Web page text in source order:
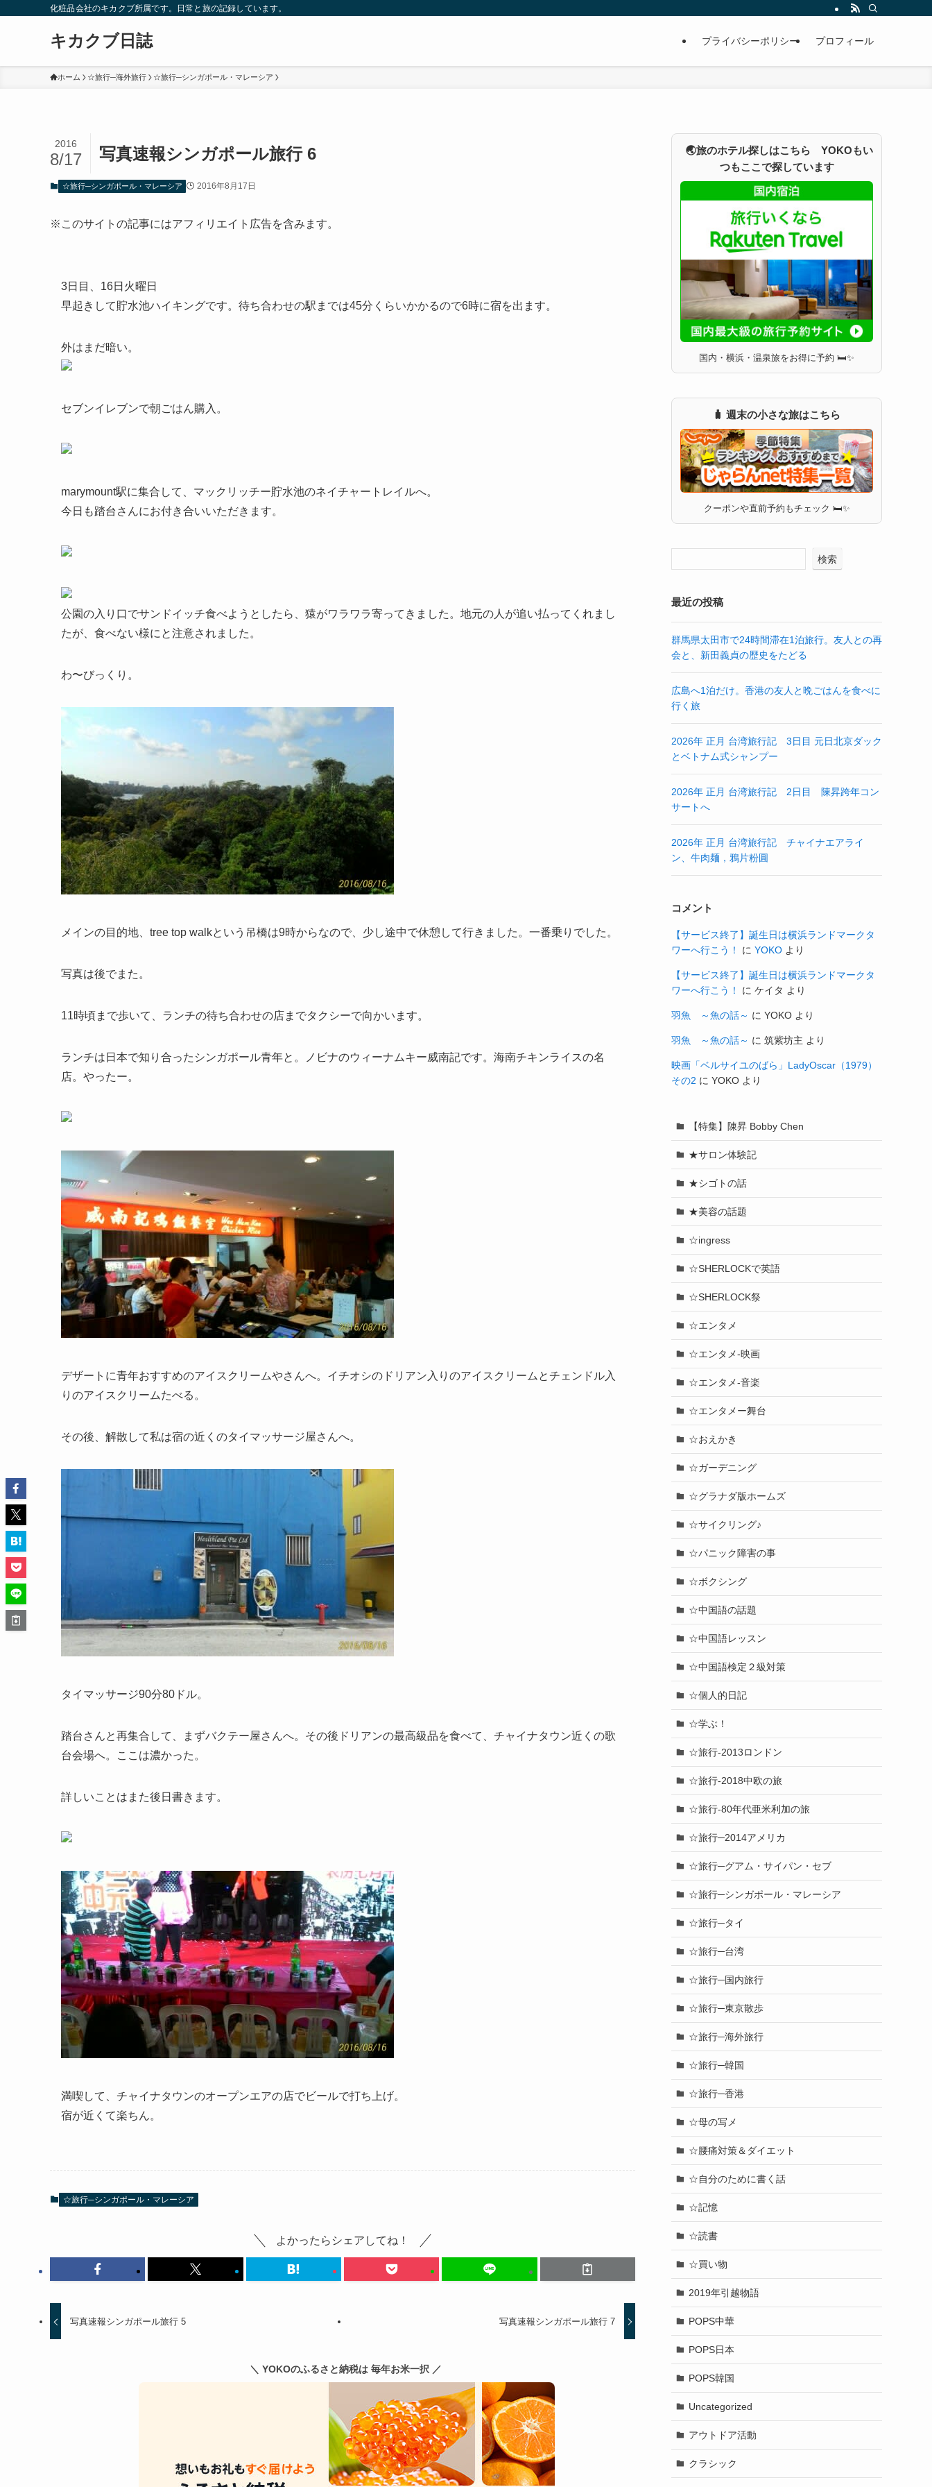
化粧品会社のキカクブ所属です。日常と旅の記録しています。
キカクブ日誌 プライバシーポリシー プロフィール
ホーム ☆旅行─海外旅行 ☆旅行─シンガポール・マレーシア
写真速報シンガポール旅行 6
2016
8/17
☆旅行─シンガポール・マレーシア 2016年8月17日
※このサイトの記事にはアフィリエイト広告を含みます。
3日目、16日火曜日
早起きして貯水池ハイキングです。待ち合わせの駅までは45分くらいかかるので6時に宿を出ます。
外はまだ暗い。
セブンイレブンで朝ごはん購入。
marymount駅に集合して、マックリッチー貯水池のネイチャートレイルへ。
今日も踏台さんにお付き合いいただきます。
公園の入り口でサンドイッチ食べようとしたら、猿がワラワラ寄ってきました。地元の人が追い払ってくれまし
たが、食べない様にと注意されました。
わ〜びっくり。
メインの目的地、tree top walkという吊橋は9時からなので、少し途中で休憩して行きました。一番乗りでした。
写真は後でまた。
11時頃まで歩いて、ランチの待ち合わせの店までタクシーで向かいます。
ランチは日本で知り合ったシンガポール青年と。ノビナのウィーナムキー威南記です。海南チキンライスの名
店。やったー。
デザートに青年おすすめのアイスクリームやさんへ。イチオシのドリアン入りのアイスクリームとチェンドル入
りのアイスクリームたべる。
その後、解散して私は宿の近くのタイマッサージ屋さんへ。
タイマッサージ90分80ドル。
踏台さんと再集合して、まずバクテー屋さんへ。その後ドリアンの最高級品を食べて、チャイナタウン近くの歌
台会場へ。ここは濃かった。
詳しいことはまた後日書きます。
満喫して、チャイナタウンのオープンエアの店でビールで打ち上げ。
宿が近くて楽ちん。
☆旅行─シンガポール・マレーシア
よかったらシェアしてね！
写真速報シンガポール旅行 5 写真速報シンガポール旅行 7
＼ YOKOのふるさと納税は 毎年お米一択 ／
🌏旅のホテル探しはこちら YOKOもい
つもここで探しています
国内・横浜・温泉旅をお得に予約 🛏✨
🧳 週末の小さな旅はこちら
クーポンや直前予約もチェック 🛏✨
検索
最近の投稿
群馬県太田市で24時間滞在1泊旅行。友人との再
会と、新田義貞の歴史をたどる
広島へ1泊だけ。香港の友人と晩ごはんを食べに
行く旅
2026年 正月 台湾旅行記 3日目 元日北京ダック
とベトナム式シャンプー
2026年 正月 台湾旅行記 2日目 陳昇跨年コン
サートへ
2026年 正月 台湾旅行記 チャイナエアライ
ン、牛肉麺，鴉片粉圓
コメント
【サービス終了】誕生日は横浜ランドマークタ
ワーへ行こう！
に YOKO より
【サービス終了】誕生日は横浜ランドマークタ
ワーへ行こう！
に ケイタ より
羽魚 ～魚の話～ に YOKO より
羽魚 ～魚の話～ に 筑紫坊主 より
映画「ベルサイユのばら」LadyOscar（1979）
その2 に YOKO より
【特集】陳昇 Bobby Chen
★サロン体験記
★シゴトの話
★美容の話題
☆ingress
☆SHERLOCKで英語
☆SHERLOCK祭
☆エンタメ
☆エンタメ-映画
☆エンタメ-音楽
☆エンタメー舞台
☆おえかき
☆ガーデニング
☆グラナダ版ホームズ
☆サイクリング♪
☆パニック障害の事
☆ボクシング
☆中国語の話題
☆中国語レッスン
☆中国語検定２級対策
☆個人的日記
☆学ぶ！
☆旅行-2013ロンドン
☆旅行-2018中欧の旅
☆旅行-80年代亜米利加の旅
☆旅行─2014アメリカ
☆旅行─グアム・サイパン・セブ
☆旅行─シンガポール・マレーシア
☆旅行─タイ
☆旅行─台湾
☆旅行─国内旅行
☆旅行─東京散歩
☆旅行─海外旅行
☆旅行─韓国
☆旅行─香港
☆母の写メ
☆腰痛対策＆ダイエット
☆自分のために書く話
☆記憶
☆読書
☆買い物
2019年引越物語
POPS中華
POPS日本
POPS韓国
Uncategorized
アウトドア活動
クラシック